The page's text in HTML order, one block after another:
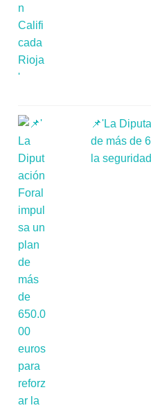
📌'La
de más de
la